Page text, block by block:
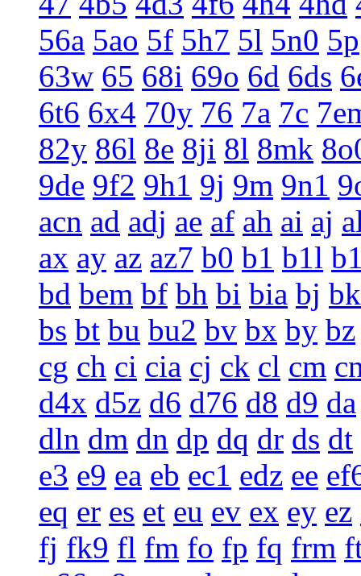
56a 5ao 5f 5h7 5l 5n0 5p
63w 65 68i 69o 6d 6ds
6t6 6x4 70y 76 7a 7c
82y 86l 8e 8ji 8l 8mk
9de 9f2 9h1 9j 9m 9n1
acn ad adj ae af ah ai aj
ax ay az az7 b0 b1 b1l
bd bem bf bh bi bia bj bk
bs bt bu bu2 bv bx by bz
cg ch ci cia cj ck cl cm
d4x d5z d6 d76 d8 d9 da
dln dm dn dp dq dr ds dt
e3 e9 ea eb ec1 edz ee
eq er es et eu ev ex ey ez
fj fk9 fl fm fo fp fq frm